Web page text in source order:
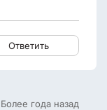
Ответить
Более года назад